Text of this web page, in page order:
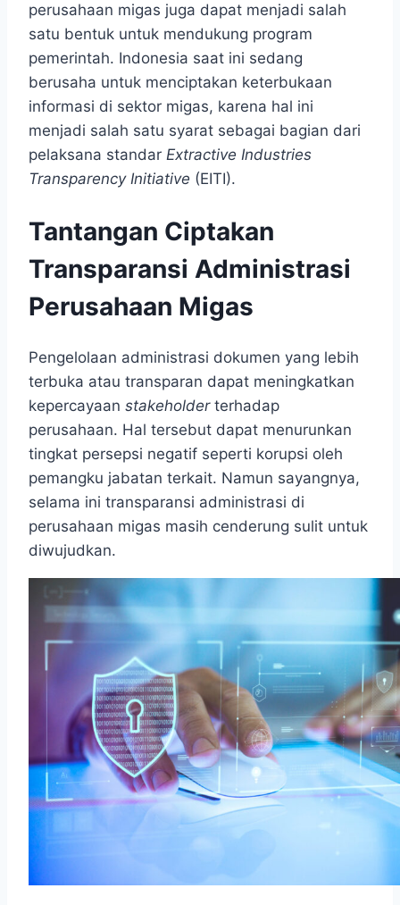
perusahaan migas juga dapat menjadi salah
satu bentuk untuk mendukung program
pemerintah. Indonesia saat ini sedang
berusaha untuk menciptakan keterbukaan
informasi di sektor migas, karena hal ini
menjadi salah satu syarat sebagai bagian dari
pelaksana standar Extractive Industries
Transparency Initiative (EITI).
Tantangan Ciptakan
Transparansi Administrasi
Perusahaan Migas
Pengelolaan administrasi dokumen yang lebih
terbuka atau transparan dapat meningkatkan
kepercayaan stakeholderterhadap
perusahaan. Hal tersebut dapat menurunkan
tingkat persepsi negatif seperti korupsi oleh
pemangku jabatan terkait. Namun sayangnya,
selama ini transparansi administrasi di
perusahaan migas masih cenderung sulit untuk
diwujudkan.